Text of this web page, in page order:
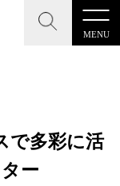
MENU
CLOSE
CLOSE
ィア
で多彩に活
ー